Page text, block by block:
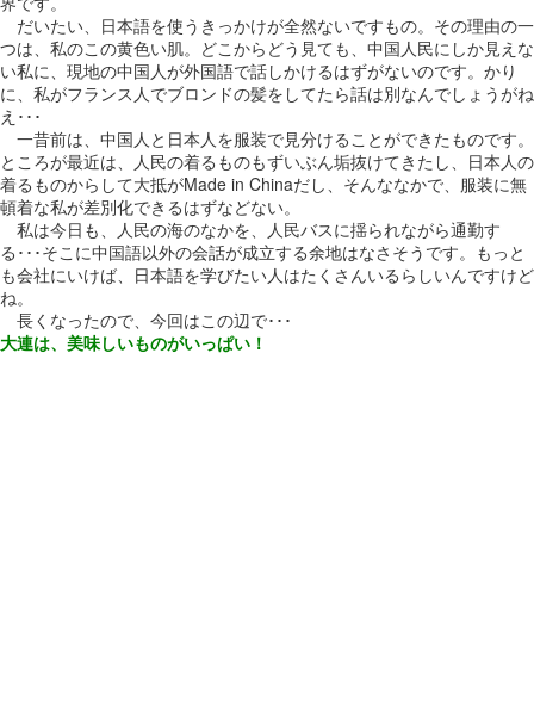
だいたい、日本語を使うきっかけが全然ないですもの。その理由の一
つは、私のこの黄色い肌。どこからどう見ても、中国人民にしか見えな
い私に、現地の中国人が外国語で話しかけるはずがないのです。かり
に、私がフランス人でブロンドの髪をしてたら話は別なんでしょうがね
え･･･
一昔前は、中国人と日本人を服装で見分けることができたものです。
ところが最近は、人民の着るものもずいぶん垢抜けてきたし、日本人の
着るものからして大抵がMade in Chinaだし、そんななかで、服装に無
頓着な私が差別化できるはずなどない。
私は今日も、人民の海のなかを、人民バスに揺られながら通勤す
る･･･そこに中国語以外の会話が成立する余地はなさそうです。もっと
も会社にいけば、日本語を学びたい人はたくさんいるらしいんですけど
ね。
長くなったので、今回はこの辺で･･･
大連は、美味しいものがいっぱい！